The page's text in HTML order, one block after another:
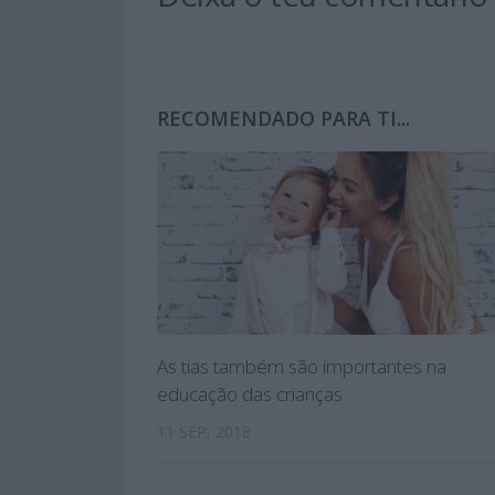
RECOMENDADO PARA TI...
As tias também são importantes na
educação das crianças